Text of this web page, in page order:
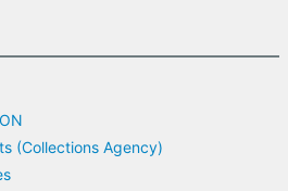
(Collections Agency)